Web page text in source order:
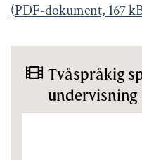
(PDF-dokument, 167
Tvåspråkig
undervisning